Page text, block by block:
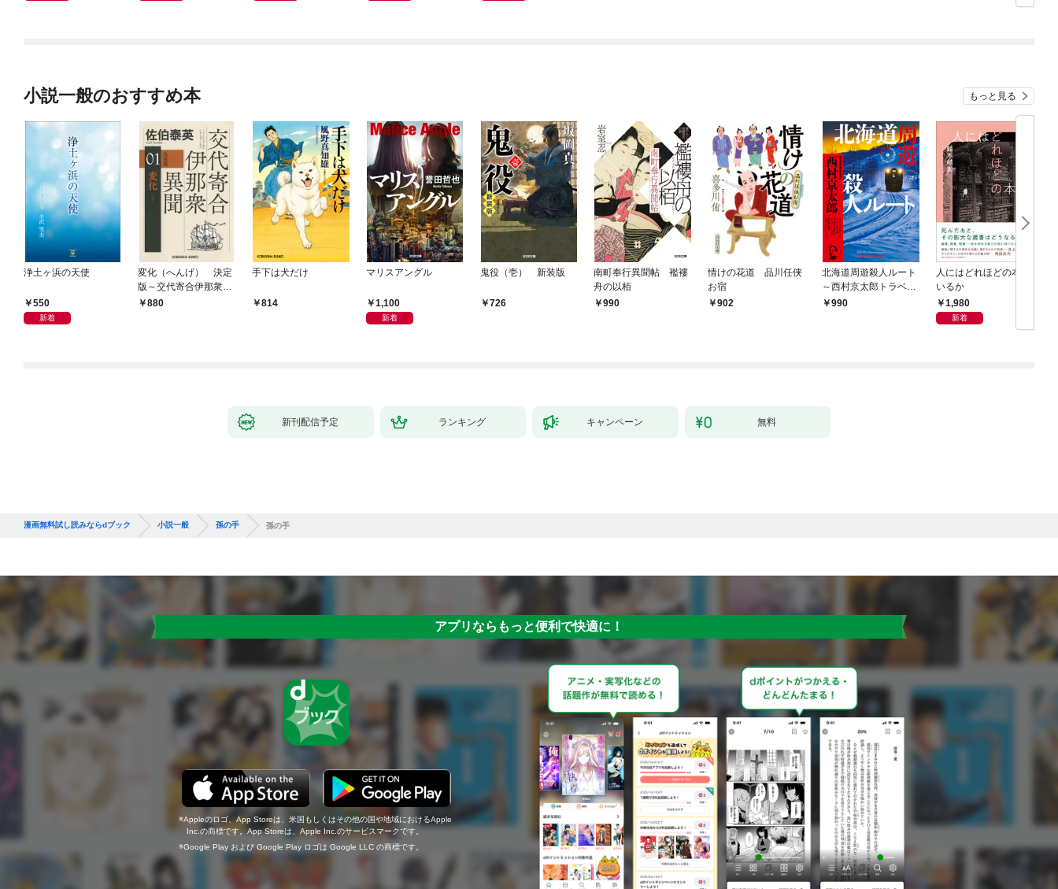
小説一般のおすすめ本 もっと見る
浄土ヶ浜の天使
550
新着
変化（へんげ） 決定
版～交代寄合伊那衆異
聞（1）～
880
手下は犬だけ
814
マリスアングル
1,100
新着
鬼役（壱） 新装版
726
南町奉行異聞帖 襤褸
舟の以栢
990
情けの花道 品川任侠
お宿
902
北海道周遊殺人ルート
～西村京太郎トラベル
ミステリー・セレクシ
990
人にはどれほどの本が
いるか
1,980
新着
新刊配信予定 ランキング キャンペーン 無料
漫画無料試し読みならdブック 小説一般 孫の手 孫の手
アプリならもっと便利で快適に！
Appleのロゴ、App Storeは、米国もしくはその他の国や地域におけるApple
Inc.の商標です。App Storeは、Apple Inc.のサービスマークです。
Google Play および Google Play ロゴは Google LLC の商標です。